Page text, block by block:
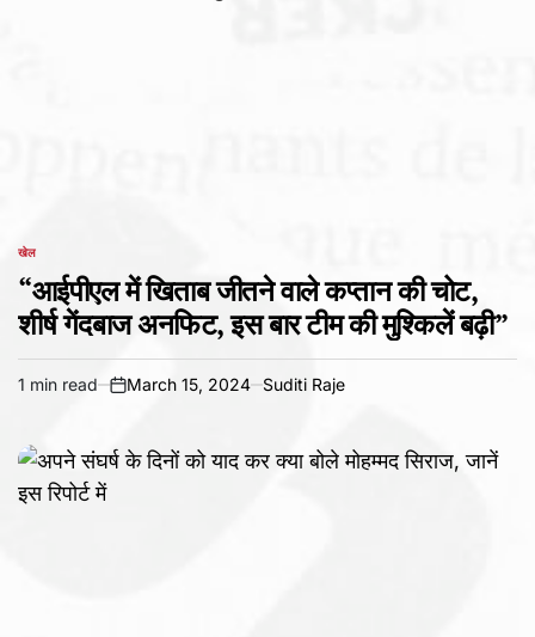
POSTED
IN
खेल
“आईपीएल में खिताब जीतने वाले कप्तान की चोट,
शीर्ष गेंदबाज अनफिट, इस बार टीम की मुश्किलें बढ़ी”
Estimated
time
1 min read
on
March 15, 2024 Suditi Raje